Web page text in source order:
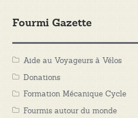
Fourmi Gazette
Aide au Voyageurs à Vélos
Donations
Formation Mécanique Cycle
Fourmis autour du monde